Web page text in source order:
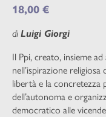
18,00 €
di Luigi Giorgi
Il Ppi, creato, insieme
nell’ispirazione religiosa
libertà e la concretezza
dell’autonoma e
democratico alle